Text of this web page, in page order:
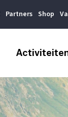
Partners Shop